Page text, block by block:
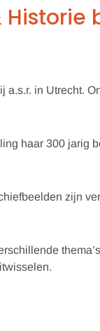
in Utrecht.
haar 300
zijn